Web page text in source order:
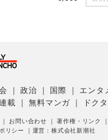
｜政治 国際 エンタ
載 ｜無料マンガ ドク
お問い合わせ ｜著作権・リンク
リシー 運営：株式会社新潮社